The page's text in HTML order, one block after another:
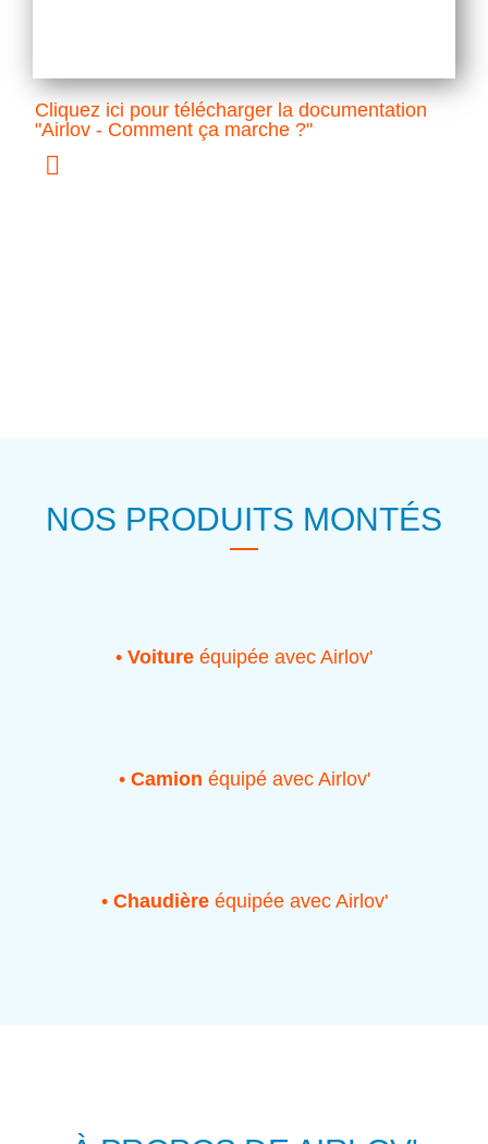
Cliquez ici pour télécharger la documentation
"Airlov - Comment ça marche ?"
NOS PRODUITS MONTÉS
• Voiture équipée avec Airlov'
• Camion équipé avec Airlov'
• Chaudièreéquipée avec Airlov'